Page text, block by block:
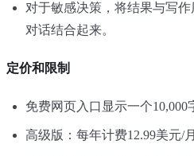
对于敏感决策，将结果与写
对话结合起来。
定价和限制
免费网页入口显示一个10,000
高级版：每年计费12.99美元/